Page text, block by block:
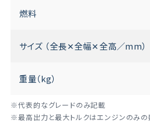
燃料
サイズ （全長✕全幅✕全高／mm）
重量（kg）
※代表的なグレードのみ記載
※最高出力と最大トルクはエンジンのみの